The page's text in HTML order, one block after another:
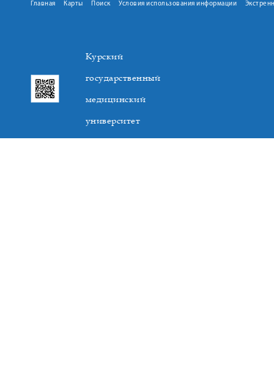
Главная Карты Поиск Условия использования информации
Курский
государственный
медицинский
университет